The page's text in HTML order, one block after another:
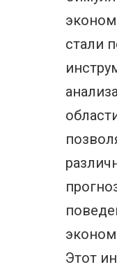
стали
Этот